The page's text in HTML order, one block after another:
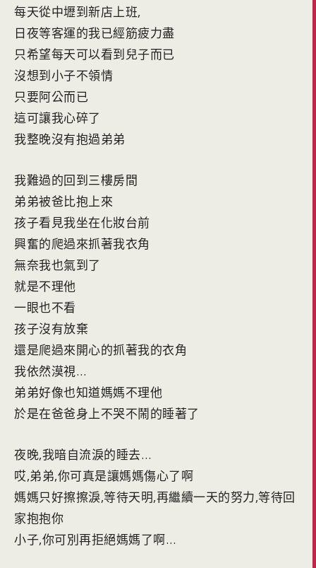
每天從中壢到新店上班,
日夜等客運的我已經筋疲力盡
只希望每天可以看到兒子而已
沒想到小子不領情
只要阿公而已
這可讓我心碎了
我整晚沒有抱過弟弟
我難過的回到三樓房間
弟弟被爸比抱上來
孩子看見我坐在化妝台前
興奮的爬過來抓著我衣角
無奈我也氣到了
就是不理他
一眼也不看
孩子沒有放棄
還是爬過來開心的抓著我的衣角
我依然漠視…
弟弟好像也知道媽媽不理他
於是在爸爸身上不哭不鬧的睡著了
夜晚,我暗自流淚的睡去…
哎,弟弟,你可真是讓媽媽傷心了啊
媽媽只好擦擦淚,等待天明,再繼續一天的努力,等待回
家抱抱你
小子,你可別再拒絕媽媽了啊…